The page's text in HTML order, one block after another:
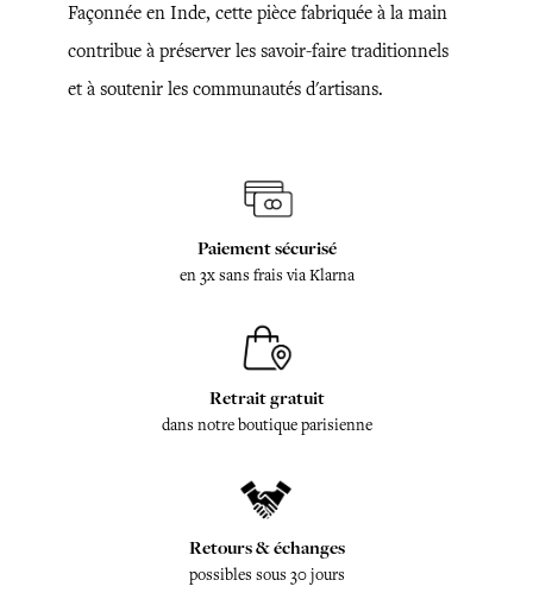
Façonnée en Inde, cette pièce fabriquée à la main
contribue à préserver les savoir-faire traditionnels
et à soutenir les communautés d'artisans.
Paiement sécurisé
en 3x sans frais via Klarna
Retrait gratuit
dans notre boutique parisienne
Retours & échanges
possibles sous 30 jours